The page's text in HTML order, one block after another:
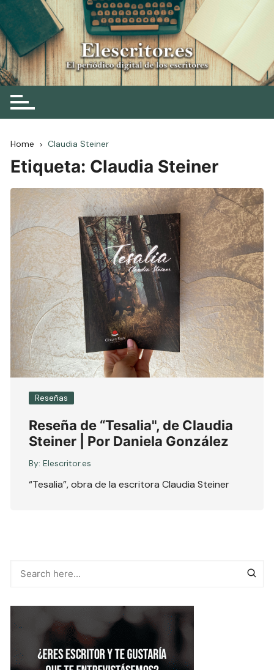
Skip
to
content
Elescritor.es
El periódico digital de los escritores
Home Claudia Steiner
Etiqueta: Claudia Steiner
Reseñas
Reseña de “Tesalia", de Claudia
Steiner | Por Daniela González
By: Elescritor.es
“Tesalia”, obra de la escritora Claudia Steiner